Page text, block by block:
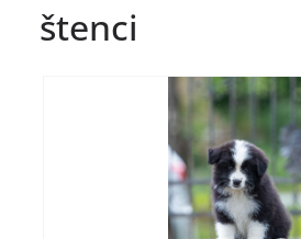
štenci